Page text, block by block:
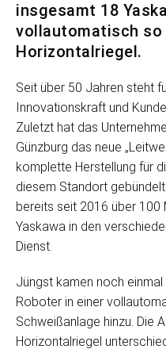
insgesamt 18
vollautomatisch so
Horizontalriegel.
Seit über 50 Jahren steht
Innovationskraft und
Zuletzt hat das
Günzburg das neue
komplette Herstellung für
diesem Standort
bereits seit 2016 über
Yaskawa in den
Dienst.
Jüngst kamen noch
Roboter in einer
Schweißanlage hinzu. Die
Horizontalriegel